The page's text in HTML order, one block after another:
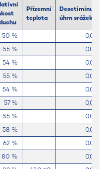
Přízemní
teplota
Desetiminutový
úhrn srážek
50 %
0,0 mm
55 %
0,0 mm
54 %
0,0 mm
55 %
0,0 mm
54 %
0,0 mm
57 %
0,0 mm
55 %
0,0 mm
58 %
0,0 mm
62 %
0,0 mm
80 %
0,0 mm